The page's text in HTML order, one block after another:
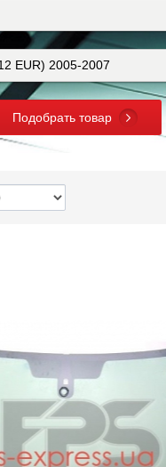
Подобрать товар